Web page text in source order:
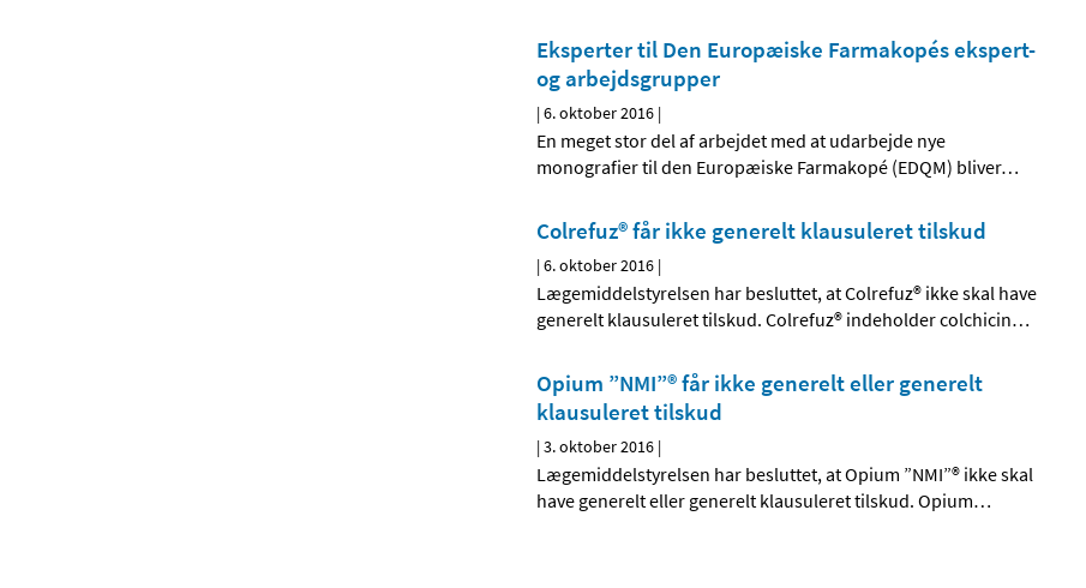
Eksperter til Den Europæiske Farmakopés ekspert-
og arbejdsgrupper
|6. oktober 2016 |
En meget stor del af arbejdet med at udarbejde nye
monografier til den Europæiske Farmakopé (EDQM) bliver…
Colrefuz® får ikke generelt klausuleret tilskud
|6. oktober 2016 |
Lægemiddelstyrelsen har besluttet, at Colrefuz® ikke skal have
generelt klausuleret tilskud. Colrefuz® indeholder colchicin…
Opium ”NMI”® får ikke generelt eller generelt
klausuleret tilskud
|3. oktober 2016 |
Lægemiddelstyrelsen har besluttet, at Opium ”NMI”® ikke skal
have generelt eller generelt klausuleret tilskud. Opium…